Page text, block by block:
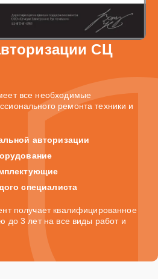
СЦ
все необходимые
ремонта техники и
авторизации
специалиста
получает квалифицированное
до 3 лет на все виды работ и